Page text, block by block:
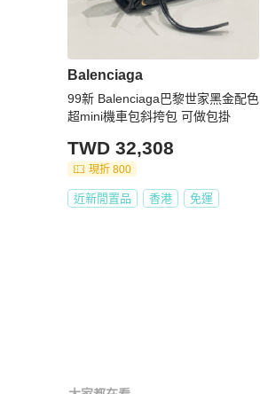
Balenciaga
99新 Balenciaga巴黎世家黑金配色
超mini機車包斜挎包 可做包掛
TWD 32,308
現折 800
近新閒置品 香港 免運